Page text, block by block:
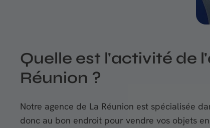
Quelle est l'activité de
Réunion ?
Notre agence de La Réunion est spécialisée
donc au bon endroit pour vendre vos objets